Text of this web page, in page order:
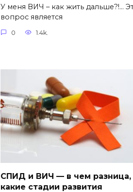
У меня ВИЧ – как жить дальше?!…
вопрос является
0 1.4k.
СПИД и ВИЧ — в чем разница,
какие стадии развития